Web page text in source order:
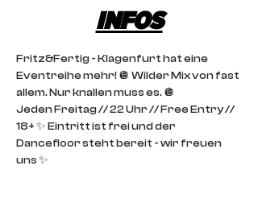
INFOS
Fritz&Fertig - Klagenfurt hat eine
Eventreihe mehr! 🪩 Wilder Mix von fast
allem. Nur knallen muss es. 🪩
Jeden Freitag // 22 Uhr // Free Entry //
18+ ✨ Eintritt ist frei und der
Dancefloor steht bereit - wir freuen
uns ✨